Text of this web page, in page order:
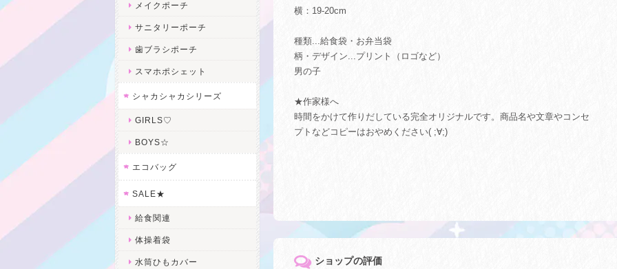
横：19-20cm
種類...給食袋・お弁当袋
柄・デザイン...プリント（ロゴなど）
男の子
★作家様へ
時間をかけて作りだしている完全オリジナルです。商品名や文章やコンセ
プトなどコピーはおやめください( ;∀;)
ショップの評価
メイクポーチ
サニタリーポーチ
歯ブラシポーチ
スマホポシェット
シャカシャカシリーズ
GIRLS♡
BOYS☆
エコバッグ
SALE★
給食関連
体操着袋
水筒ひもカバー